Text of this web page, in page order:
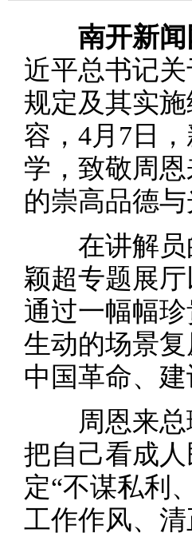
南开新
近平总书记
规定及其实
容，4月7日
学，致敬周
的崇高品德与
在讲解员的
颖超专题展
通过一幅幅
生动的场景
中国革命、
周恩来总理
把自己看成
定“不谋私利
工作作风、